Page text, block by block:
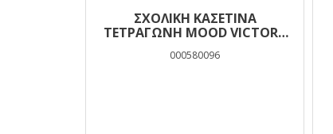
ΣΧΟΛΙΚΉ ΚΑΣΕΤΊΝΑ
ΤΕΤΡΆΓΩΝΗ MOOD VICTORY
000580096